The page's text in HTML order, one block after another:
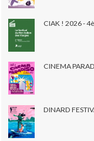
CIAK ! 2026 -
CINEMA
DINARD